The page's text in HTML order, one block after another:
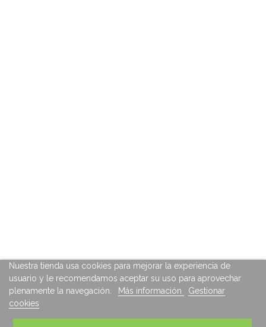
Nuestra tienda usa cookies para mejorar la experiencia de
usuario y le recomendamos aceptar su uso para aprovechar
plenamente la navegación.
Más información
Gestionar
cookies